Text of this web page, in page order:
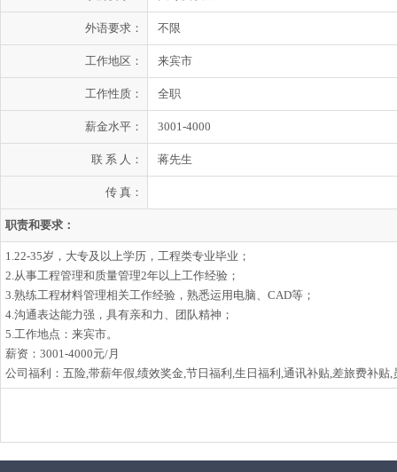
外语要求： 不限
工作地区： 来宾市
工作性质： 全职
薪金水平： 3001-4000
联 系 人： 蒋先生
传 真：
职责和要求：
1.22-35岁，大专及以上学历，工程类专业毕业；
2.从事工程管理和质量管理2年以上工作经验；
3.熟练工程材料管理相关工作经验，熟悉运用电脑、CAD等；
4.沟通表达能力强，具有亲和力、团队精神；
5.工作地点：来宾市。
薪资：3001-4000元/月
公司福利：五险,带薪年假,绩效奖金,节日福利,生日福利,通讯补贴,差旅费补贴